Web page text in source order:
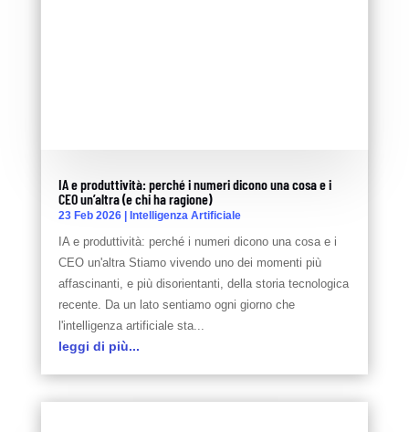
IA e produttività: perché i numeri dicono una cosa e i
CEO un’altra (e chi ha ragione)
23 Feb 2026| Intelligenza Artificiale
IA e produttività: perché i numeri dicono una cosa e i
CEO un'altra Stiamo vivendo uno dei momenti più
affascinanti, e più disorientanti, della storia tecnologica
recente. Da un lato sentiamo ogni giorno che
l'intelligenza artificiale sta...
leggi di più...